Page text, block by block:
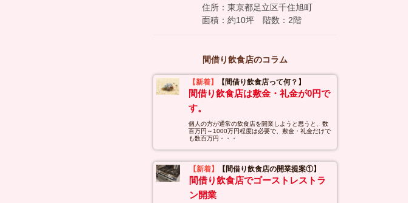
住所：東京都足立区千住旭町
面積：約10坪 階数：2階
間借り飲食店のコラム
【新着】 【間借り飲食店って何？】
間借り飲食店は敷金・礼金が0円で
す。
個人の方が通常の飲食店を開業しようと思うと、数
百万円～1000万円程度は必要で、敷金・礼金だけで
も数百万円・・・
【新着】 【間借り飲食店の開業提案①】
間借り飲食店でゴーストレストラ
ン開業